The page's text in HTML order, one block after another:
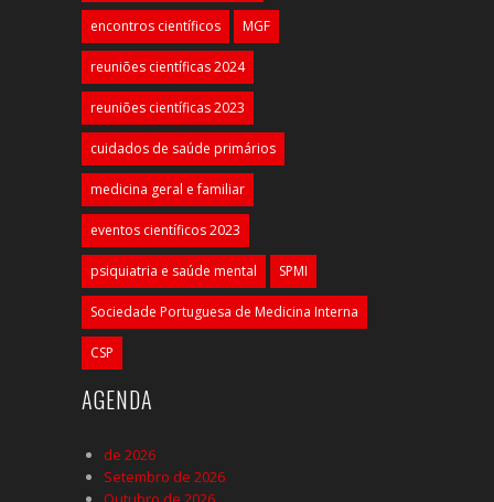
encontros científicos MGF
reuniões científicas 2024
reuniões científicas 2023
cuidados de saúde primários
medicina geral e familiar
eventos científicos 2023
psiquiatria e saúde mental SPMI
Sociedade Portuguesa de Medicina Interna
CSP
AGENDA
de 2026
Setembro de 2026